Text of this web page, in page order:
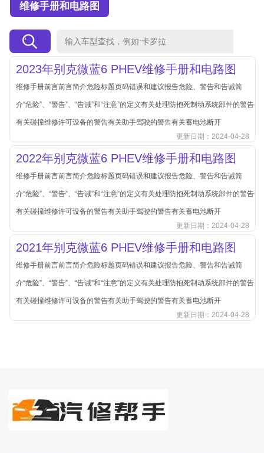
北京越野车
北汽制造
奔腾
奔腾
奔驰
宝沃
宝骏
宝骏
宾利
本田
标致-进口
维修手册和电路图
2023年别克微蓝6 PHEV维修手册和电路图
维修手册前言前言简介危险标题页码错误和建议报告危险、警告和告诫简
介“危险”、“警告”、“告诫”和“注意”的定义有关处理防抱死制动系统部件的警告
有关碰撞维修许可设备的警告有关助手驾驶的警告有关蓄电池断开
更新日期：2024-04-28
2022年别克微蓝6 PHEV维修手册和电路图
维修手册前言前言简介危险标题页码错误和建议报告危险、警告和告诫简
介“危险”、“警告”、“告诫”和“注意”的定义有关处理防抱死制动系统部件的警告
有关碰撞维修许可设备的警告有关助手驾驶的警告有关蓄电池断开
更新日期：2024-04-28
2021年别克微蓝6 PHEV维修手册和电路图
维修手册前言前言简介危险标题页码错误和建议报告危险、警告和告诫简
介“危险”、“警告”、“告诫”和“注意”的定义有关处理防抱死制动系统部件的警告
有关碰撞维修许可设备的警告有关助手驾驶的警告有关蓄电池断开
更新日期：2024-04-28